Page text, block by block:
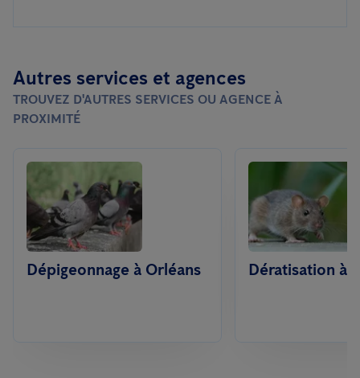
Autres services et agences
TROUVEZ D'AUTRES SERVICES OU AGENCE À
PROXIMITÉ
Dépigeonnage à Orléans Dératisation à